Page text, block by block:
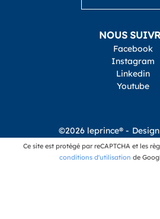
NOUS
Facebook
Instagram
Linkedin
Youtube
©2026 leprince® -
Ce site est protégé par reCAPTCHA et les
conditions d'utilisation de